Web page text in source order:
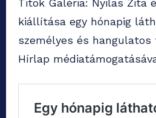
Titok Galéria: Nyilas Zita
kiállítása egy hónapig
személyes és
Hírlap